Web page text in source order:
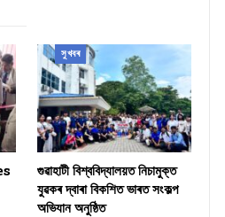
সুখবৰ
গুৱাহাটী বিশ্ববিদ্যালয়ত নিচামুক্ত
যুৱকৰ দ্বাৰা বিকশিত ভাৰত সংকল্প
অভিযান অনুষ্ঠিত